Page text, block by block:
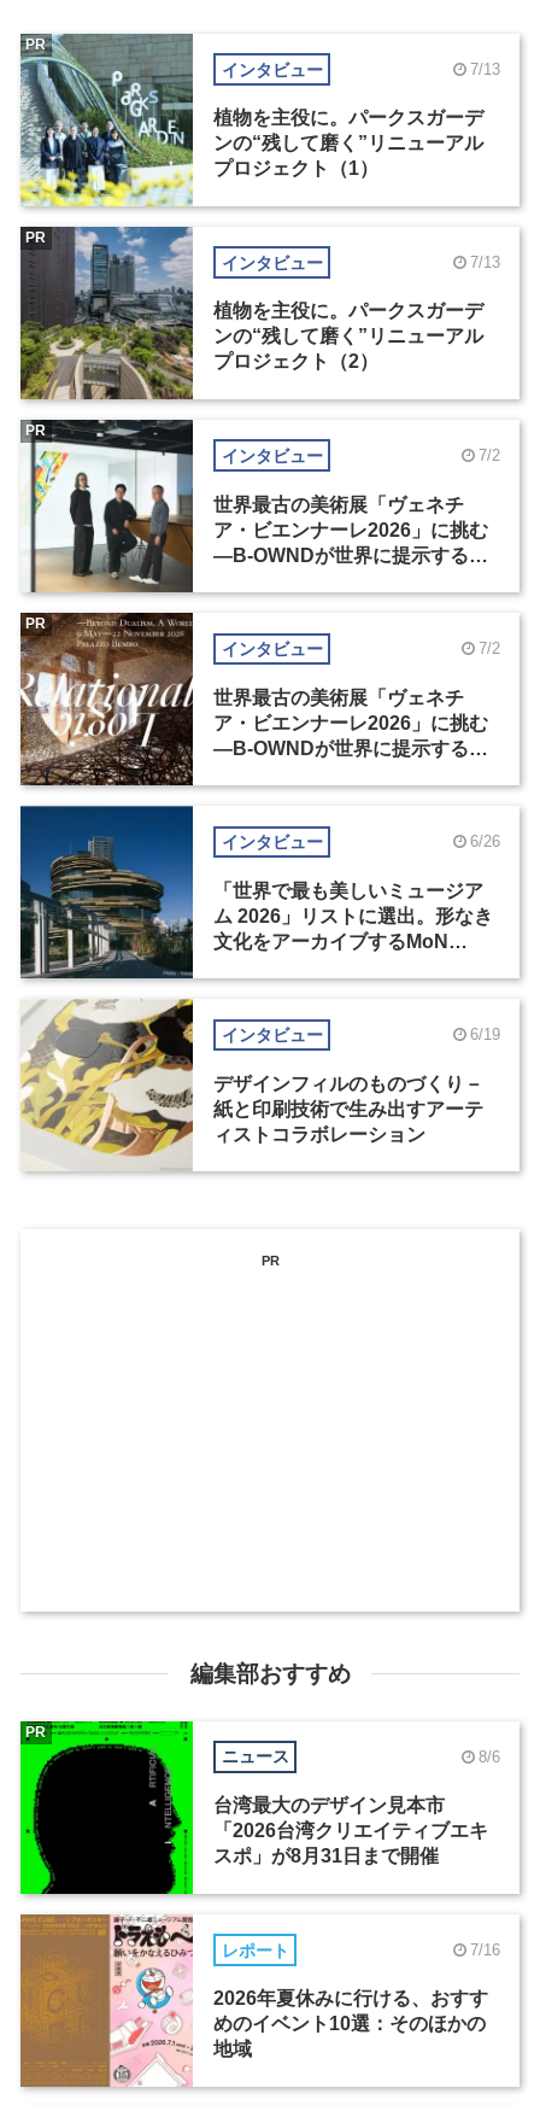
インタビュー 7/13
植物を主役に。パークスガーデ
ンの“残して磨く”リニューアル
プロジェクト（1）
PR
インタビュー 7/13
植物を主役に。パークスガーデ
ンの“残して磨く”リニューアル
プロジェクト（2）
PR
インタビュー 7/2
世界最古の美術展「ヴェネチ
ア・ビエンナーレ2026」に挑む
―B-OWNDが世界に提示する美
PR
インタビュー 7/2
世界最古の美術展「ヴェネチ
ア・ビエンナーレ2026」に挑む
―B-OWNDが世界に提示する美
PR
インタビュー 6/26
「世界で最も美しいミュージア
ム 2026」リストに選出。形なき
文化をアーカイブするMoN
インタビュー 6/19
デザインフィルのものづくり－
紙と印刷技術で生み出すアーテ
ィストコラボレーション
PR
編集部おすすめ
ニュース 8/6
台湾最大のデザイン見本市
「2026台湾クリエイティブエキ
スポ」が8月31日まで開催
PR
レポート 7/16
2026年夏休みに行ける、おすす
めのイベント10選：そのほかの
地域